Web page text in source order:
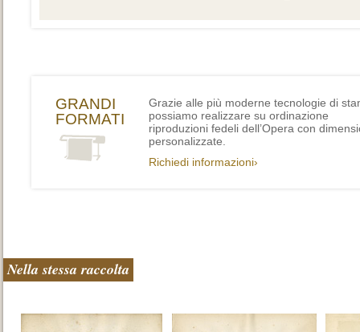
GRANDI
FORMATI
Grazie alle più moderne tecnologie di
possiamo realizzare su ordinazione
riproduzioni fedeli dell’Opera con
personalizzate.
Richiedi informazioni›
Nella stessa raccolta